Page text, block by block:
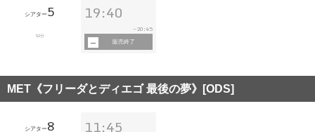
シアター5
52分
19:40
~ 20:45
販売終了
MET《フリーダとディエゴ 最後の夢》[ODS]
シアター8 11:45